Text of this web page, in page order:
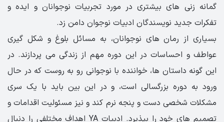
گمانه زنی های بیشتری در مورد تجربیات نوجوانان و ایده و
تفکرات جدید نویسندگان ادبیات نوجوان دامن زد.
بسیاری از رمان های نوجوانان، به مسائل بلوغ و شکل گیری
عواطف و احساسات در این دوره مهم از زندگی می پردازند. در
این گونه داستان ها، خواننده با نوجوانی رو به روست که در حال
ورود به دوره بزرگسالی است، و در این بین باید با یک سری
مشکلات شخصی دست و پنجه نرم کند و نیز مسئولیت اقدامات و
تصمیم های خود را بپذیرد. ادبیات YA اهداف مختلفی را دنبال